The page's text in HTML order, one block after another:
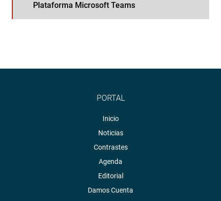
Plataforma Microsoft Teams
PORTAL
Inicio
Noticias
Contrastes
Agenda
Editorial
Damos Cuenta